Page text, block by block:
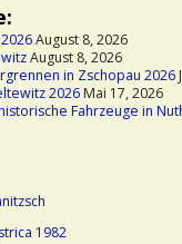
August 8, 2026
August 8, 2026
in Zschopau 2026
2026Mai 17, 2026
Fahrzeuge in
1982